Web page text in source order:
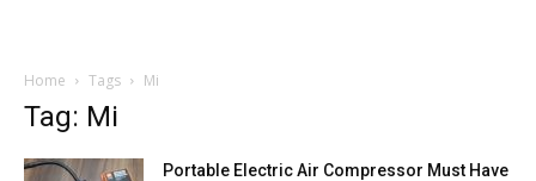
Home Tags Mi
Tag: Mi
Portable Electric Air Compressor Must Have